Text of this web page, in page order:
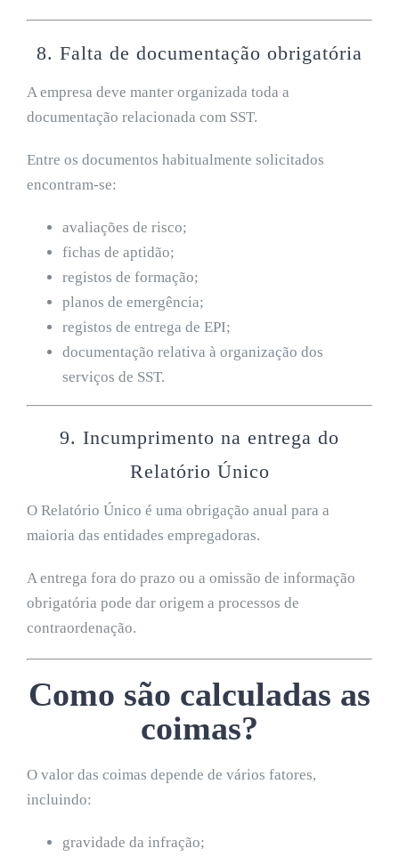
8. Falta de documentação obrigatória
A empresa deve manter organizada toda a
documentação relacionada com SST.
Entre os documentos habitualmente solicitados
encontram-se:
avaliações de risco;
fichas de aptidão;
registos de formação;
planos de emergência;
registos de entrega de EPI;
documentação relativa à organização dos
serviços de SST.
9. Incumprimento na entrega do
Relatório Único
O Relatório Único é uma obrigação anual para a
maioria das entidades empregadoras.
A entrega fora do prazo ou a omissão de informação
obrigatória pode dar origem a processos de
contraordenação.
Como são calculadas as
coimas?
O valor das coimas depende de vários fatores,
incluindo:
gravidade da infração;